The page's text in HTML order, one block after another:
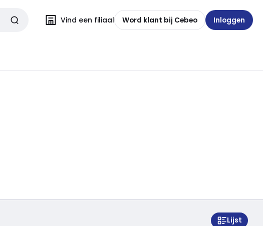
Vind een filiaal Word klant bij Cebeo Inloggen
Lijst